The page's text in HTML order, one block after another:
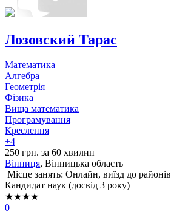
Лозовский Тарас
Математика
Алгебра
Геометрія
Фізика
Вища математика
Програмування
Креслення
+4
250 грн. за 60 хвилин
Вінниця, Вінницька область
Місце занять: Онлайн, виїзд до районів
Кандидат наук (досвід 3 року)
★★★★
0